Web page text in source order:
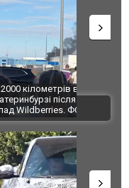
з Україною: в
загорівся
"Мої